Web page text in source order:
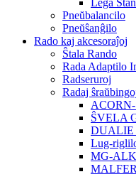
Lega
Pneŭbalancilo
Pneŭŝanĝilo
Rado kaj akcesoraĵoj
Ŝtala Rando
Rada Adaptilo
Radseruroj
Radaj
ŜVELA
DUALIE
Lug-
MG-